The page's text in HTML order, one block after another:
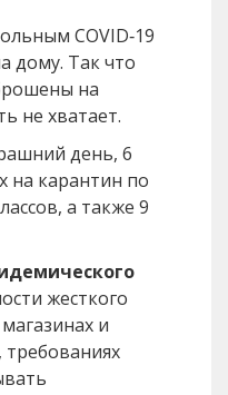
COVID‑19
дому. Так что
на
не хватает.
день, 6
на карантин по
а также 9
жесткого
и